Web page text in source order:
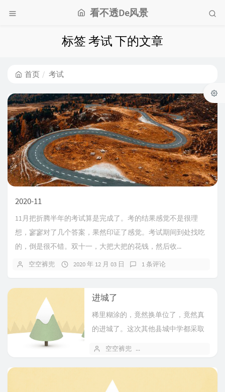
看不透De风景
标签 考试 下的文章
首页 考试
2020-11
11月把折腾半年的考试算是完成了。考的结果感觉不是很理
想，寥寥对了几个答案，果然印证了感觉。考试期间到处找吃
的，倒是很不错。双十一，大把大把的花钱，然后收...
空空裤兜 2020 年 12 月 03 日 1 条评论
进城了
稀里糊涂的，竟然换单位了，竟然真
的进城了。这次其他县城中学都采取
空空裤兜